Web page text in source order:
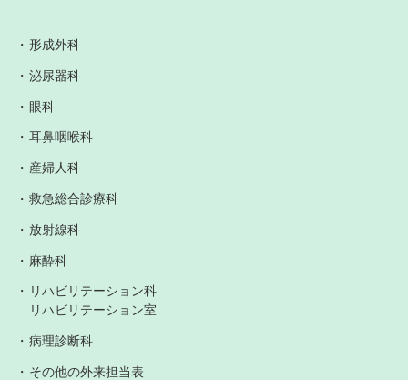
形成外科
泌尿器科
眼科
耳鼻咽喉科
産婦人科
救急総合診療科
放射線科
麻酔科
リハビリテーション科
リハビリテーション室
病理診断科
その他の外来担当表